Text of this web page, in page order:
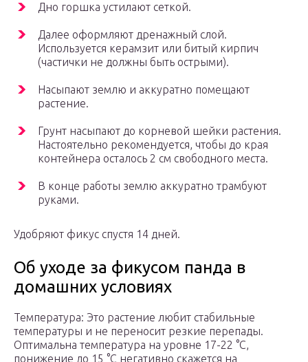
Дно горшка устилают сеткой.
Далее оформляют дренажный слой.
Используется керамзит или битый кирпич
(частички не должны быть острыми).
Насыпают землю и аккуратно помещают
растение.
Грунт насыпают до корневой шейки растения.
Настоятельно рекомендуется, чтобы до края
контейнера осталось 2 см свободного места.
В конце работы землю аккуратно трамбуют
руками.
Удобряют фикус спустя 14 дней.
Об уходе за фикусом панда в
домашних условиях
Температура: Это растение любит стабильные
температуры и не переносит резкие перепады.
Оптимальна температура на уровне 17-22 °C,
понижение до 15 °C негативно скажется на